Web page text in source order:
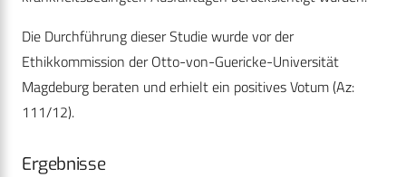
Die Durchführung dieser Studie wurde vor der
Ethikkommission der Otto-von-Guericke-Universität
Magdeburg beraten und erhielt ein positives Votum (Az:
111/12).
Ergebnisse